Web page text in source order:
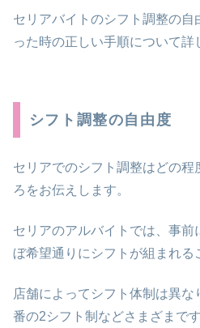
セリアバイトのシフト調整の
った時の正しい手順について詳
シフト調整の自由度
セリアでのシフト調整はどの程
ろをお伝えします。
セリアのアルバイトでは、事前
ぼ希望通りにシフトが組まれる
店舗によってシフト体制は異
番の2シフト制などさまざまです